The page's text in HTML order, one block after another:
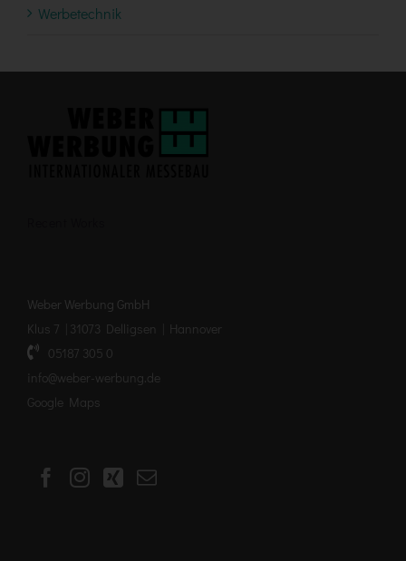
Werbetechnik
Weber Werbung GmbH
Klus 7 | 31073 Delligsen | Hannover
05187 305 0
info@weber-werbung.de
Google Maps